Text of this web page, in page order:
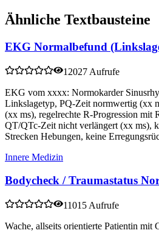
Ähnliche Textbausteine
EKG Normalbefund
12027 Aufrufe
EKG vom xxxx: Normokarder
Linkslagetyp, PQ-Zeit normwertig (xx
(xx ms), regelrechte R-Progression mit
QT/QTc-Zeit nicht verlängert (xx ms),
Strecken Hebungen, keine
Innere Medizin
Bodycheck / Traumastatus
11015 Aufrufe
Wache, allseits orientierte Patientin mit